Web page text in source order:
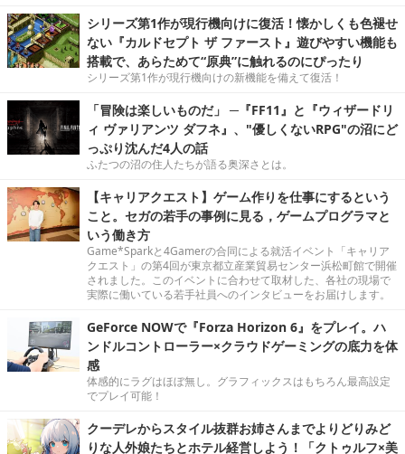
シリーズ第1作が現行機向けに復活！懐かしくも色褪せ
ない『カルドセプト ザ ファースト』遊びやすい機能も
搭載で、あらためて“原典”に触れるのにぴったり
シリーズ第1作が現行機向けの新機能を備えて復活！
「冒険は楽しいものだ」 ─『FF11』と『ウィザードリ
ィ ヴァリアンツ ダフネ』、"優しくないRPG"の沼にど
っぷり沈んだ4人の話
ふたつの沼の住人たちが語る奥深さとは。
【キャリアクエスト】ゲーム作りを仕事にするという
こと。セガの若手の事例に見る，ゲームプログラマと
いう働き方
Game*Sparkと4Gamerの合同による就活イベント「キャリア
クエスト」の第4回が東京都立産業貿易センター浜松町館で開催
されました。このイベントに合わせて取材した、各社の現場で
実際に働いている若手社員へのインタビューをお届けします。
GeForce NOWで『Forza Horizon 6』をプレイ。ハ
ンドルコントローラー×クラウドゲーミングの底力を体
感
体感的にラグはほぼ無し。グラフィックスはもちろん最高設定
でプレイ可能！
クーデレからスタイル抜群お姉さんまでよりどりみど
りな人外娘たちとホテル経営しよう！「クトゥルフ×美